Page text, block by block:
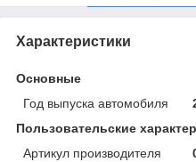
Характеристики
Основные
Год выпуска автомобиля
Пользовательские
Артикул производителя